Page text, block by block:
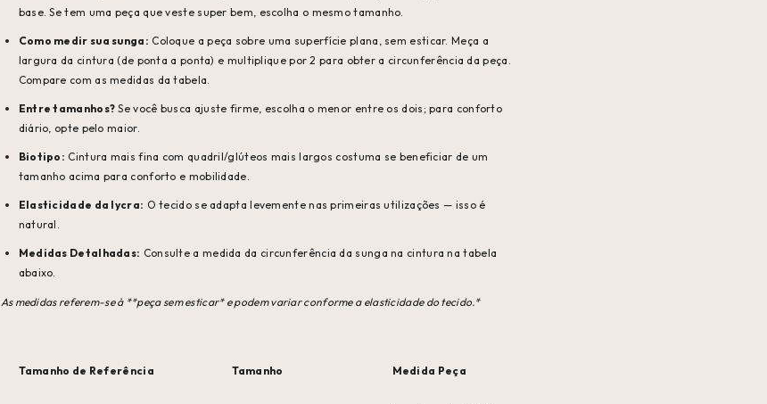
base. Se tem uma peça que veste super bem, escolha o mesmo tamanho.
Como medir sua sunga: Coloque a peça sobre uma superfície plana, sem esticar. Meça a
largura da cintura (de ponta a ponta) e multiplique por 2 para obter a circunferência da peça.
Compare com as medidas da tabela.
Entre tamanhos? Se você busca ajuste firme, escolha o menor entre os dois; para conforto
diário, opte pelo maior.
Biotipo: Cintura mais fina com quadril/glúteos mais largos costuma se beneficiar de um
tamanho acima para conforto e mobilidade.
Elasticidade da lycra: O tecido se adapta levemente nas primeiras utilizações — isso é
natural.
Medidas Detalhadas: Consulte a medida da circunferência da sunga na cintura na tabela
abaixo.
As medidas referem-se à **peça sem esticar* e podem variar conforme a elasticidade do tecido.*
Tamanho de Referência Tamanho Medida Peça